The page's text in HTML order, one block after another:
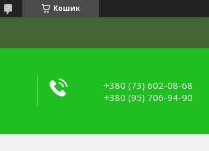
Кошик
+380 (73) 602-08-68
+380 (95) 706-94-90